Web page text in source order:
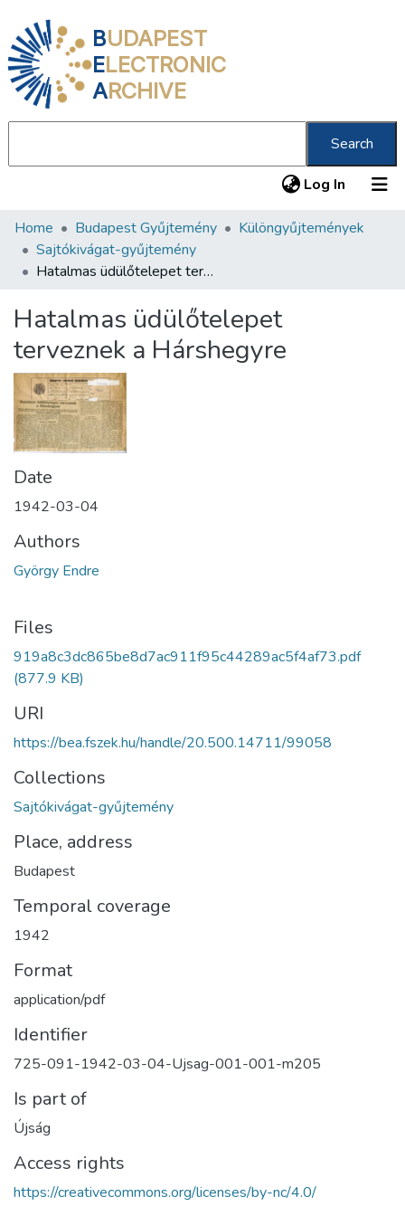
BUDAPEST
ELECTRONIC
ARCHIVE
Search
Log In (current)
Communities & Collections
All of DSpace
About us
Home Budapest Gyűjtemény
Különgyűjtemények
Sajtókivágat-gyűjtemény
Hatalmas üdülőtelepet terveznek a Hárshegyre
Hatalmas üdülőtelepet
terveznek a Hárshegyre
Date
1942-03-04
Authors
György Endre
Files
919a8c3dc865be8d7ac911f95c44289ac5f4af73.pdf
(877.9 KB)
URI
https://bea.fszek.hu/handle/20.500.14711/99058
Collections
Sajtókivágat-gyűjtemény
Place, address
Budapest
Temporal coverage
1942
Format
application/pdf
Identifier
725-091-1942-03-04-Ujsag-001-001-m205
Is part of
Újság
Access rights
https://creativecommons.org/licenses/by-nc/4.0/